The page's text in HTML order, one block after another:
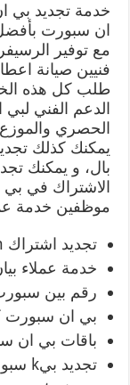
خدمة تجديد بي
ان سبورت
مع توفير
طلب كل هذه
الدعم الفني
الحصري
بال، و يمكنك
الاشتراك في
موظفين خدمة
تجديد اشتراك bein .
خدمة عملاء
رقم بين
بي ان سبورت
باقات بي ان
تجديد بيk سبورت اونلاين.